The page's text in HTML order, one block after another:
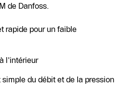
de Danfoss.
rapide pour un faible
l'intérieur
simple du débit et de la pression